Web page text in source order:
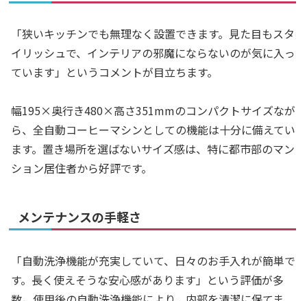
「狭いキッチンでも無理なく設置できます。見た目もスタ
イリッシュで、インテリアの邪魔にならないのが気に入っ
ています」というコメントが目立ちます。
幅195×奥行き480×高さ351mmのコンパクトサイズなが
ら、全自動コーヒーマシンとしての機能は十分に備えてい
ます。置き場所を選ばないサイズ感は、特に都市部のマン
ション居住者から好評です。
メンテナンスの手軽さ
「自動洗浄機能が充実していて、日々のお手入れが簡単で
す。長く使えそうな安心感があります」という評価が多